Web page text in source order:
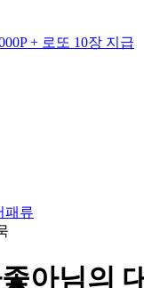
+ 로또 10장 지급
패류
아님의